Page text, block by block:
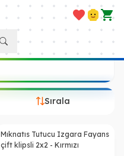
Favorilerim
Hesabım
Sırala
Mıknatıs Tutucu Izgara Fayans
çift klipsli 2x2 - Kırmızı